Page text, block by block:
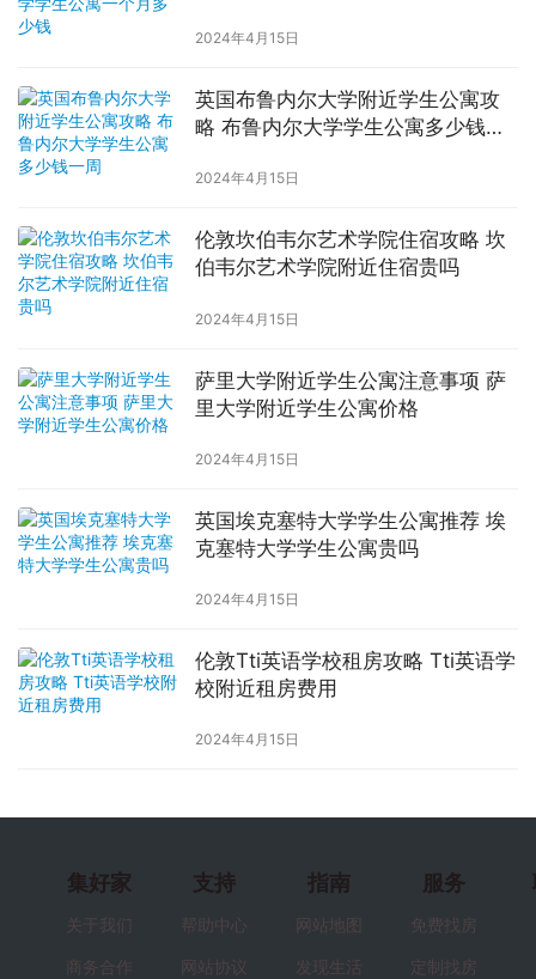
2024年4月15日
英国布鲁内尔大学附近学生公寓攻
略 布鲁内尔大学学生公寓多少钱一
2024年4月15日
伦敦坎伯韦尔艺术学院住宿攻略 坎
伯韦尔艺术学院附近住宿贵吗
2024年4月15日
萨里大学附近学生公寓注意事项 萨
里大学附近学生公寓价格
2024年4月15日
英国埃克塞特大学学生公寓推荐 埃
克塞特大学学生公寓贵吗
2024年4月15日
伦敦Tti英语学校租房攻略 Tti英语学
校附近租房费用
2024年4月15日
集好家
关于我们
商务合作
支持
帮助中心
网站协议
指南
网站地图
发现生活
服务
免费找房
定制找房